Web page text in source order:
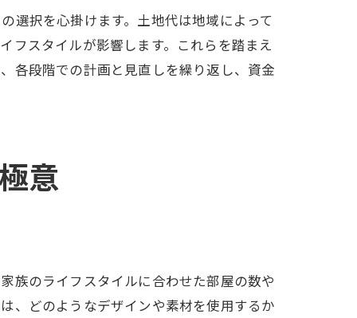
選択を心掛けます。土地代は地域によって
フスタイルが影響します。これらを踏まえ
各段階での計画と見直しを繰り返し、資金
意
族のライフスタイルに合わせた部屋の数や
、どのようなデザインや素材を使用するか